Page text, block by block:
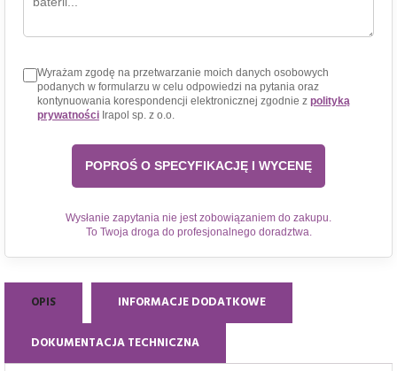
Wyrażam zgodę na przetwarzanie moich danych osobowych
podanych w formularzu w celu odpowiedzi na pytania oraz
kontynuowania korespondencji elektronicznej zgodnie z polityką
prywatności Irapol sp. z o.o.
Wysłanie zapytania nie jest zobowiązaniem do zakupu.
To Twoja droga do profesjonalnego doradztwa.
OPIS INFORMACJE DODATKOWE
DOKUMENTACJA TECHNICZNA